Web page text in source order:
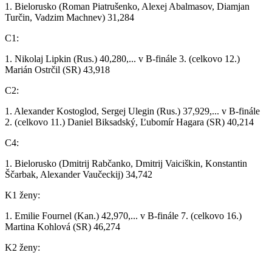
1. Bielorusko (Roman Piatrušenko, Alexej Abalmasov, Diamjan
Turčin, Vadzim Machnev) 31,284
C1:
1. Nikolaj Lipkin (Rus.) 40,280,... v B-finále 3. (celkovo 12.)
Marián Ostrčil (SR) 43,918
C2:
1. Alexander Kostoglod, Sergej Ulegin (Rus.) 37,929,... v B-finále
2. (celkovo 11.) Daniel Biksadský, Ľubomír Hagara (SR) 40,214
C4:
1. Bielorusko (Dmitrij Rabčanko, Dmitrij Vaiciškin, Konstantin
Ščarbak, Alexander Vaučeckij) 34,742
K1 ženy:
1. Emilie Fournel (Kan.) 42,970,... v B-finále 7. (celkovo 16.)
Martina Kohlová (SR) 46,274
K2 ženy: